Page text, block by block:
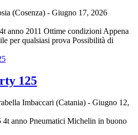
(Cosenza) - Giugno 17, 2026
4t anno 2011 Ottime condizioni Appena
per qualsiasi prova Possibilità di
125
Imbaccari (Catania) - Giugno 12,
4t anno Pneumatici Michelin in buono